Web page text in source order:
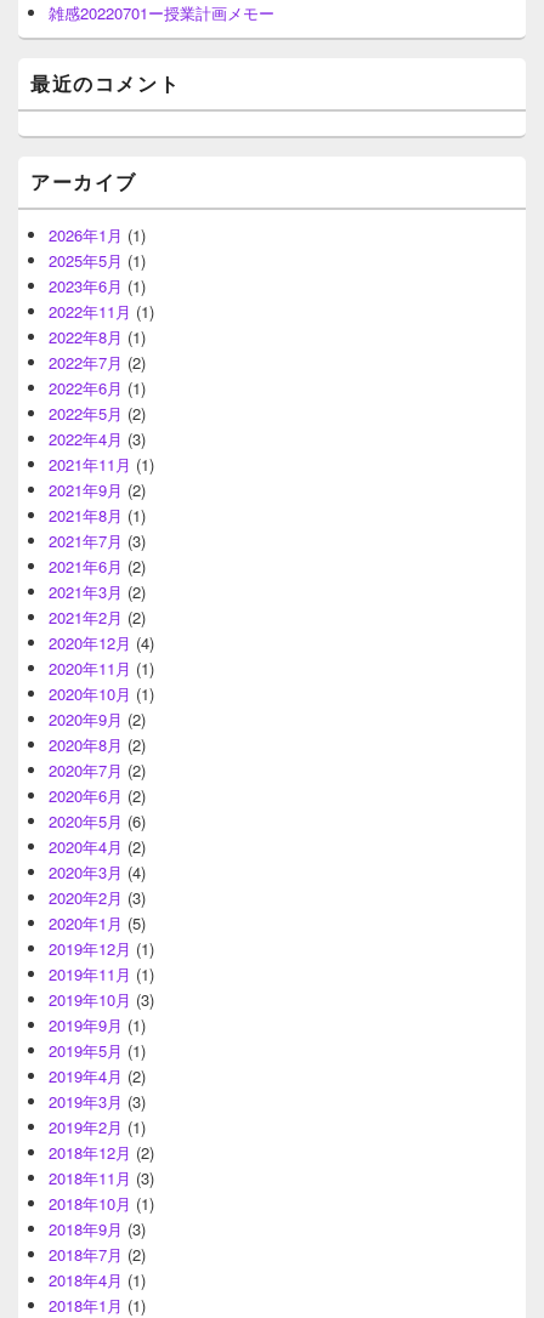
雑感20220701ー授業計画メモー
最近のコメント
アーカイブ
2026年1月 (1)
2025年5月 (1)
2023年6月 (1)
2022年11月 (1)
2022年8月 (1)
2022年7月 (2)
2022年6月 (1)
2022年5月 (2)
2022年4月 (3)
2021年11月 (1)
2021年9月 (2)
2021年8月 (1)
2021年7月 (3)
2021年6月 (2)
2021年3月 (2)
2021年2月 (2)
2020年12月 (4)
2020年11月 (1)
2020年10月 (1)
2020年9月 (2)
2020年8月 (2)
2020年7月 (2)
2020年6月 (2)
2020年5月 (6)
2020年4月 (2)
2020年3月 (4)
2020年2月 (3)
2020年1月 (5)
2019年12月 (1)
2019年11月 (1)
2019年10月 (3)
2019年9月 (1)
2019年5月 (1)
2019年4月 (2)
2019年3月 (3)
2019年2月 (1)
2018年12月 (2)
2018年11月 (3)
2018年10月 (1)
2018年9月 (3)
2018年7月 (2)
2018年4月 (1)
2018年1月 (1)